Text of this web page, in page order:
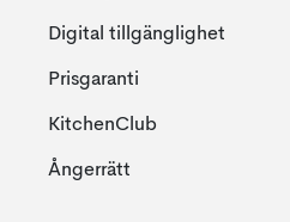
Digital tillgänglighet
Prisgaranti
KitchenClub
Ångerrätt